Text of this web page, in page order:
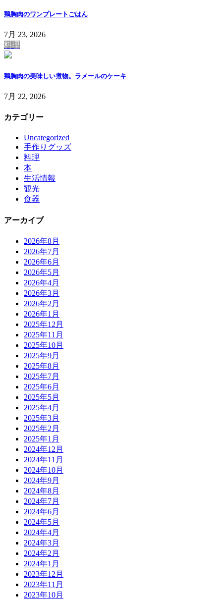
鶏胸肉のワンプレートごはん
7月 23, 2026
料理
鶏胸肉の美味しい煮物。ラメールのケーキ
7月 22, 2026
カテゴリー
Uncategorized
手作りグッズ
料理
本
生活情報
観光
食器
アーカイブ
2026年8月
2026年7月
2026年6月
2026年5月
2026年4月
2026年3月
2026年2月
2026年1月
2025年12月
2025年11月
2025年10月
2025年9月
2025年8月
2025年7月
2025年6月
2025年5月
2025年4月
2025年3月
2025年2月
2025年1月
2024年12月
2024年11月
2024年10月
2024年9月
2024年8月
2024年7月
2024年6月
2024年5月
2024年4月
2024年3月
2024年2月
2024年1月
2023年12月
2023年11月
2023年10月